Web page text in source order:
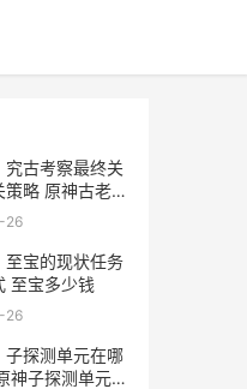
究古考察最终关
策略 原神古老考
26
至宝的现状任务
至宝多少钱
26
子探测单元在哪
神子探测单元采